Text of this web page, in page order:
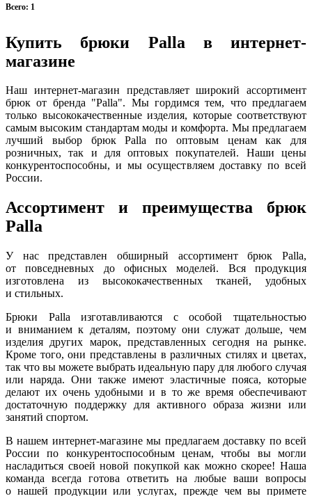
Всего: 1
Купить брюки Palla в интернет-
магазине
Наш интернет-магазин представляет широкий ассортимент
брюк от бренда "Palla". Мы гордимся тем, что предлагаем
только высококачественные изделия, которые соответствуют
самым высоким стандартам моды и комфорта. Мы предлагаем
лучший выбор брюк Palla по оптовым ценам как для
розничных, так и для оптовых покупателей. Наши цены
конкурентоспособны, и мы осуществляем доставку по всей
России.
Ассортимент и преимущества брюк
Palla
У нас представлен обширный ассортимент брюк Palla,
от повседневных до офисных моделей. Вся продукция
изготовлена из высококачественных тканей, удобных
и стильных.
Брюки Palla изготавливаются с особой тщательностью
и вниманием к деталям, поэтому они служат дольше, чем
изделия других марок, представленных сегодня на рынке.
Кроме того, они представлены в различных стилях и цветах,
так что вы можете выбрать идеальную пару для любого случая
или наряда. Они также имеют эластичные пояса, которые
делают их очень удобными и в то же время обеспечивают
достаточную поддержку для активного образа жизни или
занятий спортом.
В нашем интернет-магазине мы предлагаем доставку по всей
России по конкурентоспособным ценам, чтобы вы могли
насладиться своей новой покупкой как можно скорее! Наша
команда всегда готова ответить на любые ваши вопросы
о нашей продукции или услугах, прежде чем вы примете